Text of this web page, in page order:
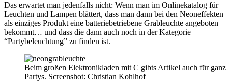
Das erwartet man jedenfalls nicht: Wenn man im Onlinekatalog für
Leuchten und Lampen blättert, dass man dann bei den Neoneffekten
als einziges Produkt eine batteriebetriebene Grableuchte angeboten
bekommt… und dass die dann auch noch in der Kategorie
“Partybeleuchtung” zu finden ist.
Beim großen Elektronikladen mit C gibts Artikel auch für ganz
Partys. Screenshot: Christian Kohlhof